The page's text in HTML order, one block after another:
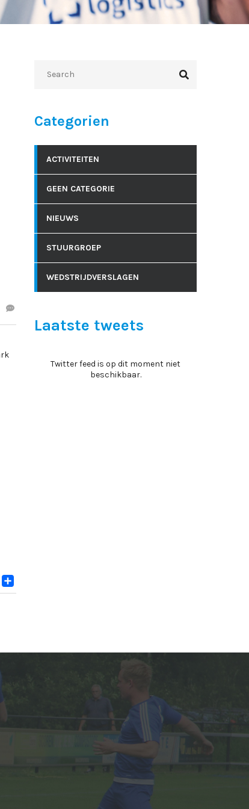
EMAIL
Categorien
ACTIVITEITEN
GEEN CATEGORIE
NIEUWS
STUURGROEP
WEDSTRIJDVERSLAGEN
Laatste tweets
Twitter feed is op dit moment niet
beschikbaar.